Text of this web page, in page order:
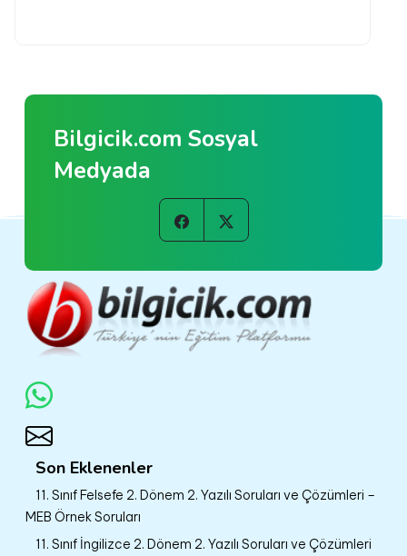
Bilgicik.com Sosyal
Medyada
Son Eklenenler
11. Sınıf Felsefe 2. Dönem 2. Yazılı Soruları ve Çözümleri –
MEB Örnek Soruları
11. Sınıf İngilizce 2. Dönem 2. Yazılı Soruları ve Çözümleri